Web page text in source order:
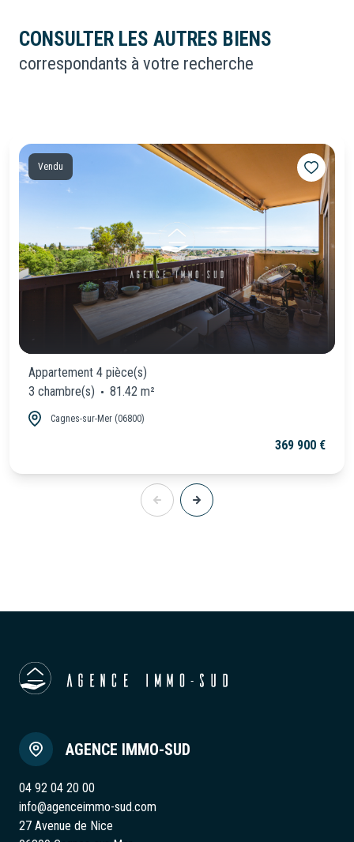
CONSULTER LES AUTRES BIENS
correspondants à votre recherche
Vendu
Appartement 4 pièce(s)
3 chambre(s)
81.42 m²
Cagnes-sur-Mer (06800)
369 900 €
AGENCE IMMO-SUD
04 92 04 20 00
info@agenceimmo-sud.com
27 Avenue de Nice